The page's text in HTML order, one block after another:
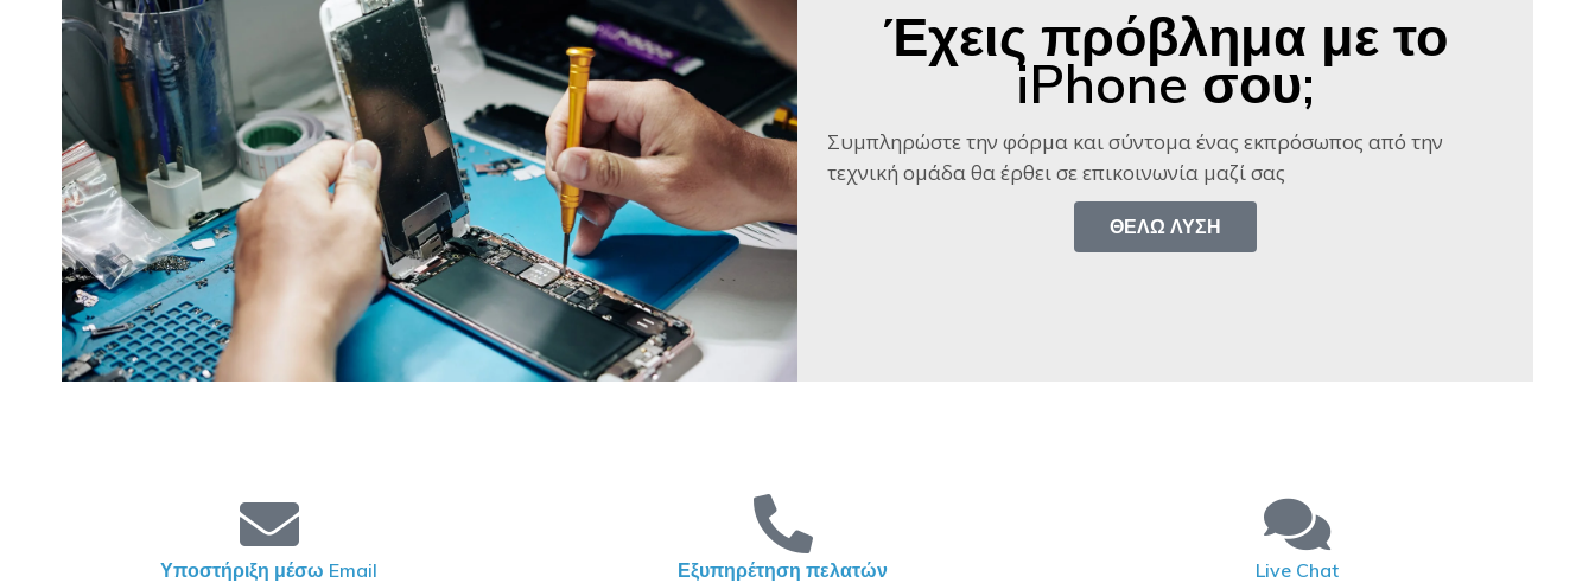
Έχεις πρόβλημα με το
iPhone σου;
Συμπληρώστε την φόρμα και σύντομα ένας εκπρόσωπος από την
τεχνική ομάδα θα έρθει σε επικοινωνία μαζί σας​
ΘΈΛΩ ΛΎΣΗ
Υποστήριξη μέσω Email Εξυπηρέτηση πελατών Live Chat